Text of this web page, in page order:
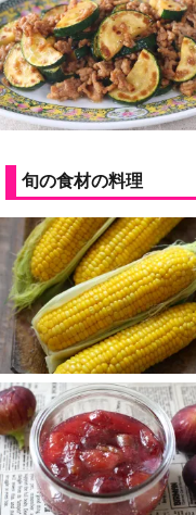
旬の食材の料理